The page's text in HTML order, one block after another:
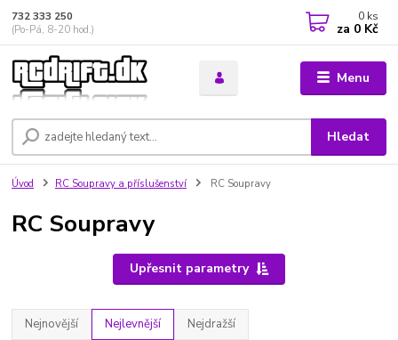
Menu
Hledat
732 333 250
(Po-Pá, 8-20 hod.)
0 ks
za 0 Kč
Úvod RC Soupravy a příslušenství RC Soupravy
RC Soupravy
Upřesnit parametry
Nejnovější Nejlevnější Nejdražší